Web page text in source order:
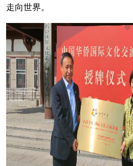
走向世界。